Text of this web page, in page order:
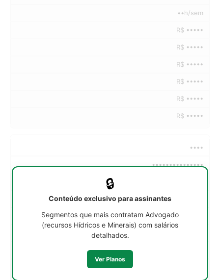
••h/sem
R$ •••••
R$ •••••
R$ •••••
R$ •••••
R$ •••••
R$ •••••
••••
•••••••••••••••
R$ •••••
🔒
Conteúdo exclusivo para assinantes
Segmentos que mais contratam Advogado
(recursos Hídricos e Minerais) com salários
detalhados.
Ver Planos